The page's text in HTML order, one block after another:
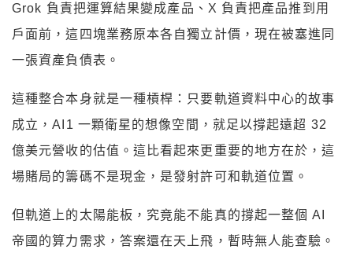
Grok 負責把運算結果變成產品、X 負責把產品推到用
戶面前，這四塊業務原本各自獨立計價，現在被塞進同
一張資產負債表。
這種整合本身就是一種槓桿：只要軌道資料中心的故事
成立，AI1 一顆衛星的想像空間，就足以撐起遠超 32
億美元營收的估值。這比看起來更重要的地方在於，這
場賭局的籌碼不是現金，是發射許可和軌道位置。
但軌道上的太陽能板，究竟能不能真的撐起一整個 AI
帝國的算力需求，答案還在天上飛，暫時無人能查驗。